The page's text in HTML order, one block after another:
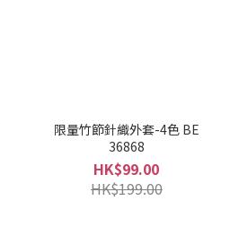
限量竹節針織外套-4色 BE
36868
HK$99.00
HK$199.00